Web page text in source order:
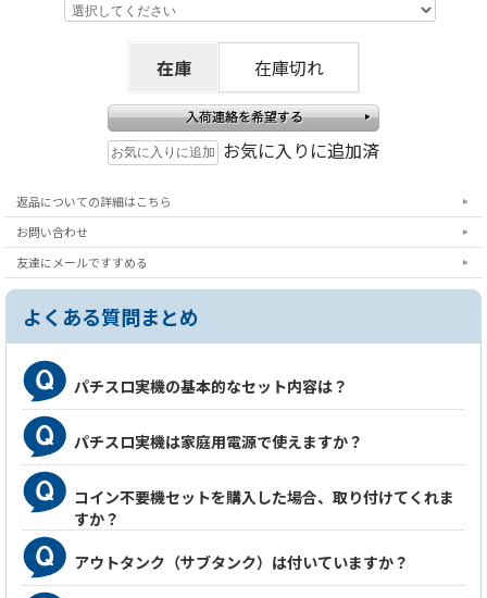
在庫 在庫切れ
お気に入りに追加済
返品についての詳細はこちら
お問い合わせ
友達にメールですすめる
よくある質問まとめ
パチスロ実機の基本的なセット内容は？
パチスロ実機は家庭用電源で使えますか？
コイン不要機セットを購入した場合、取り付けてくれま
すか？
アウトタンク（サブタンク）は付いていますか？